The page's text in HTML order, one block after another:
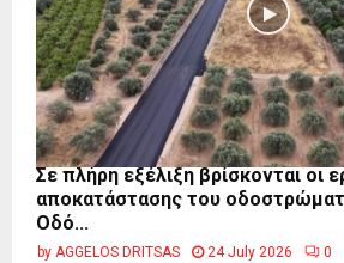
Σε πλήρη εξέλιξη βρίσκονται οι
αποκατάστασης του
Οδό...
by AGGELOS DRITSAS 24 July 2026 0